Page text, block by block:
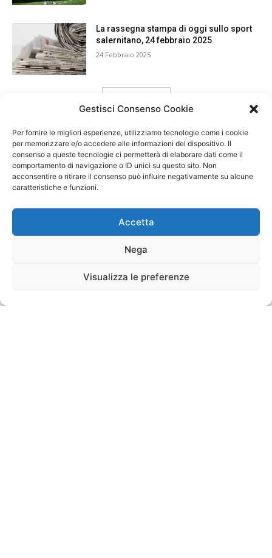
Gestisci Consenso Cookie
Per fornire le migliori esperienze, utilizziamo tecnologie come i cookie
per memorizzare e/o accedere alle informazioni del dispositivo. Il
consenso a queste tecnologie ci permetterà di elaborare dati come il
comportamento di navigazione o ID unici su questo sito. Non
acconsentire o ritirare il consenso può influire negativamente su alcune
caratteristiche e funzioni.
Accetta
Nega
Visualizza le preferenze
La rassegna stampa di oggi sullo sport
salernitano, 24 febbraio 2025
24 Febbraio 2025